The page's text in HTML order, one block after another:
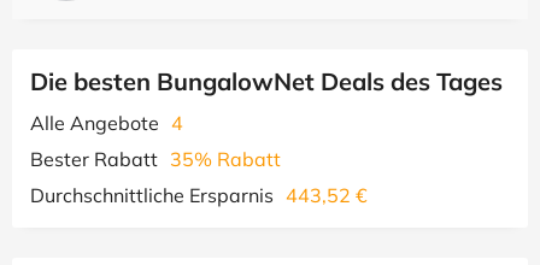
Die besten BungalowNet Deals des Tages
Alle Angebote 4
Bester Rabatt 35% Rabatt
Durchschnittliche Ersparnis 443,52 €